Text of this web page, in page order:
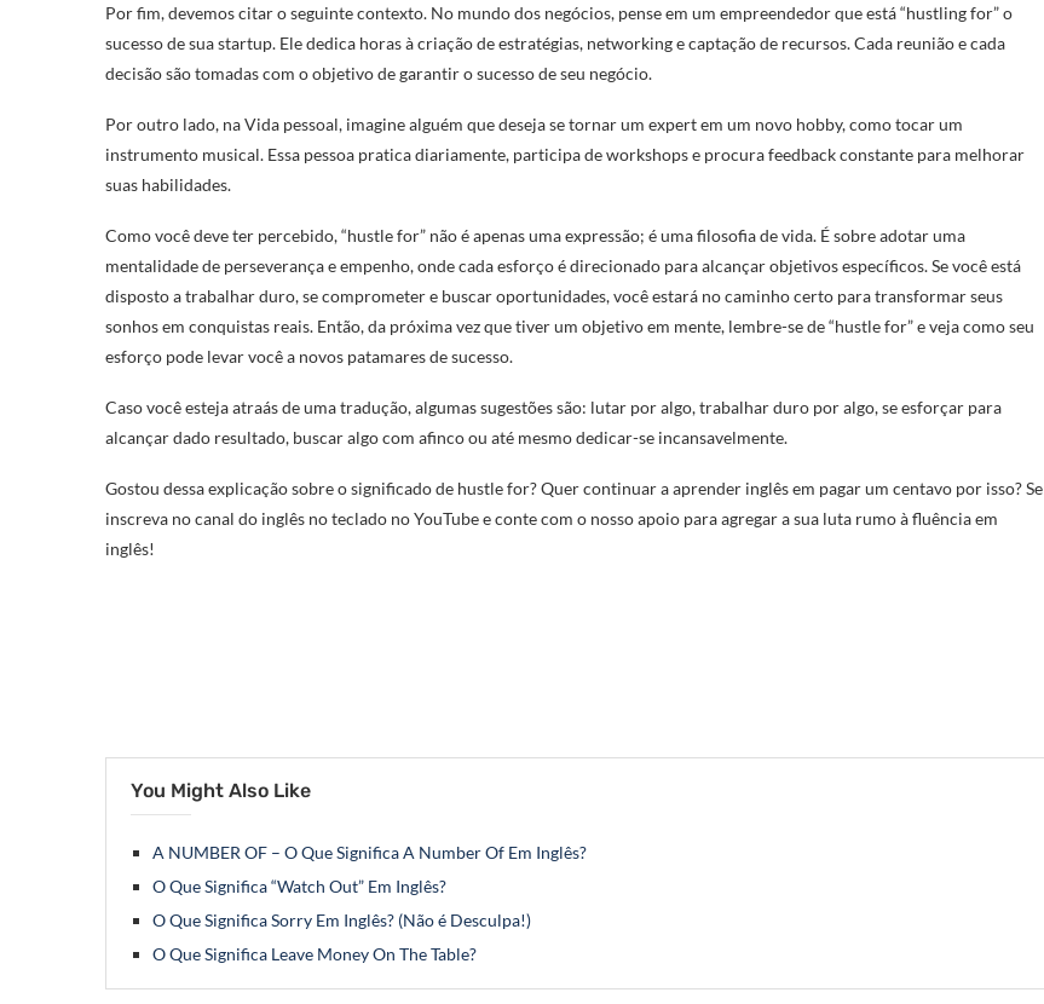
Por fim, devemos citar o seguinte contexto. No mundo dos negócios, pense em um empreendedor que está “hustling for” o
sucesso de sua startup. Ele dedica horas à criação de estratégias, networking e captação de recursos. Cada reunião e cada
decisão são tomadas com o objetivo de garantir o sucesso de seu negócio.
Por outro lado, na Vida pessoal, imagine alguém que deseja se tornar um expert em um novo hobby, como tocar um
instrumento musical. Essa pessoa pratica diariamente, participa de workshops e procura feedback constante para melhorar
suas habilidades.
Como você deve ter percebido, “hustle for” não é apenas uma expressão; é uma filosofia de vida. É sobre adotar uma
mentalidade de perseverança e empenho, onde cada esforço é direcionado para alcançar objetivos específicos. Se você está
disposto a trabalhar duro, se comprometer e buscar oportunidades, você estará no caminho certo para transformar seus
sonhos em conquistas reais. Então, da próxima vez que tiver um objetivo em mente, lembre-se de “hustle for” e veja como seu
esforço pode levar você a novos patamares de sucesso.
Caso você esteja atraás de uma tradução, algumas sugestões são: lutar por algo, trabalhar duro por algo, se esforçar para
alcançar dado resultado, buscar algo com afinco ou até mesmo dedicar-se incansavelmente.
Gostou dessa explicação sobre o significado de hustle for? Quer continuar a aprender inglês em pagar um centavo por isso? Se
inscreva no canal do inglês no teclado no YouTube e conte com o nosso apoio para agregar a sua luta rumo à fluência em
inglês!
You Might Also Like
A NUMBER OF – O Que Significa A Number Of Em Inglês?
O Que Significa “Watch Out” Em Inglês?
O Que Significa Sorry Em Inglês? (Não é Desculpa!)
O Que Significa Leave Money On The Table?